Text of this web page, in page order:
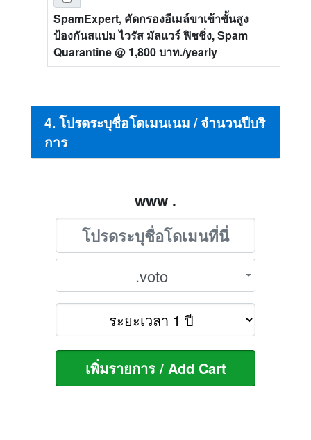
SpamExpert, คัดกรองอีเมล์ขาเข้าขั้นสูง
ป้องกันสแปม ไวรัส มัลแวร์ ฟิชชิ่ง, Spam
Quarantine@ 1,800 บาท./yearly
4. โปรดระบุชื่อโดเมนเนม / จำนวนปีบริ
การ
www .
.voto